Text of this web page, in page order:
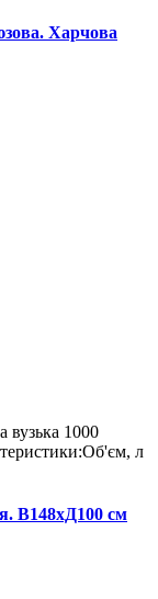
Харчова
вузька 1000
л
В148хД100 см